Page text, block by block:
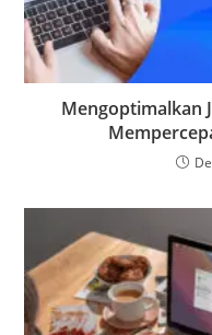
Mengoptimalkan